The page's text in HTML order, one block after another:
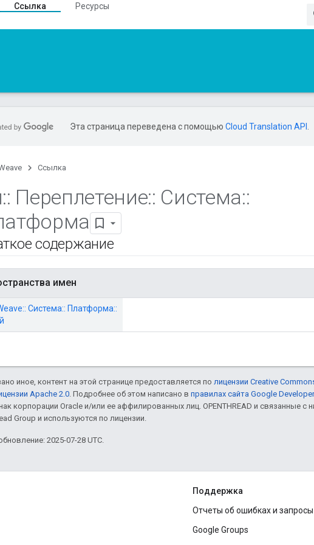
Ссылка
Ресурсы
Эта страница переведена с помощью Cloud Translation API
Ссылка
:: Переплетение:: Система::
содержание
имен
Система:: Платформа::
иное, контент на этой странице предоставляется по лицензии Creative
Apache 2.0. Подробнее об этом написано в правилах сайта Google
корпорации Oracle и/или ее аффилированных лиц. OPENTHREAD и связанные
Group и используются по лицензии.
2025-07-28 UTC.
Поддержка
Отчеты об ошибках и
Google Groups